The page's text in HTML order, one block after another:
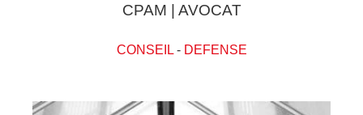
CPAM | AVOCAT
CONSEIL- DEFENSE